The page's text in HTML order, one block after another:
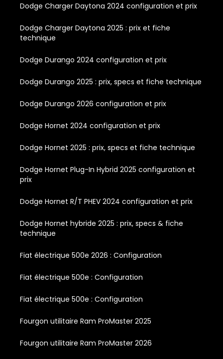
Dodge Charger Daytona 2024 configuration et prix
Dodge Charger Daytona 2025 : prix et fiche
technique
Dodge Durango 2024 configuration et prix
Dodge Durango 2025 : prix, specs et fiche technique
Dodge Durango 2026 configuration et prix
Dodge Hornet 2024 configuration et prix
Dodge Hornet 2025 : prix, specs et fiche technique
Dodge Hornet Plug-In Hybrid 2025 configuration et
prix
Dodge Hornet R/T PHEV 2024 configuration et prix
Dodge Hornet hybride 2025 : prix, specs & fiche
technique
Fiat électrique 500e 2026 : Configuration
Fiat électrique 500e : Configuration
Fiat électrique 500e : Configuration
Fourgon utilitaire Ram ProMaster 2025
Fourgon utilitaire Ram ProMaster 2026